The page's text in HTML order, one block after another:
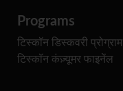
Programs
टिस्कॉन डिस्कवरी प्रोग्राम
टिस्कॉन कंज़्यूमर फाइनेंल